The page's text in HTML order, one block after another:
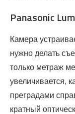
Panasonic
Камера
нужно делать
только метраж
увеличивается,
преградами
кратный